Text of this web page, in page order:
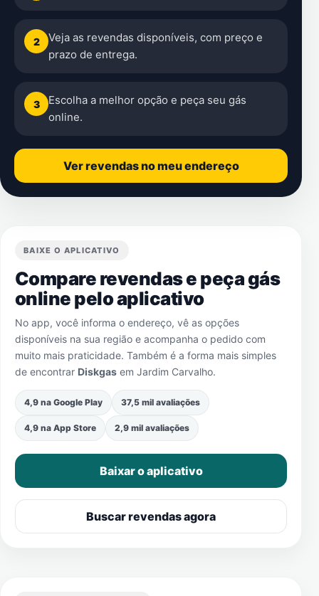
2
Veja as revendas disponíveis, com preço e
prazo de entrega.
3
Escolha a melhor opção e peça seu gás
online.
Ver revendas no meu endereço
BAIXE O APLICATIVO
Compare revendas e peça gás
online pelo aplicativo
No app, você informa o endereço, vê as opções
disponíveis na sua região e acompanha o pedido com
muito mais praticidade. Também é a forma mais simples
de encontrar Diskgas em Jardim Carvalho.
4,9 na Google Play 37,5 mil avaliações
4,9 na App Store 2,9 mil avaliações
Baixar o aplicativo
Buscar revendas agora